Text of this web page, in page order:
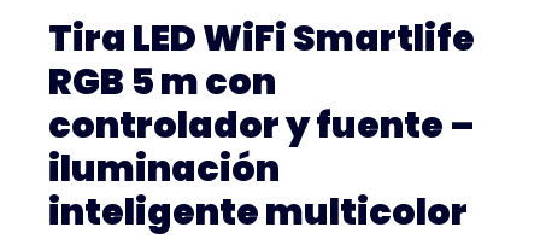
Tira LED WiFi Smartlife
RGB 5 m con
controlador y fuente –
iluminación
inteligente multicolor